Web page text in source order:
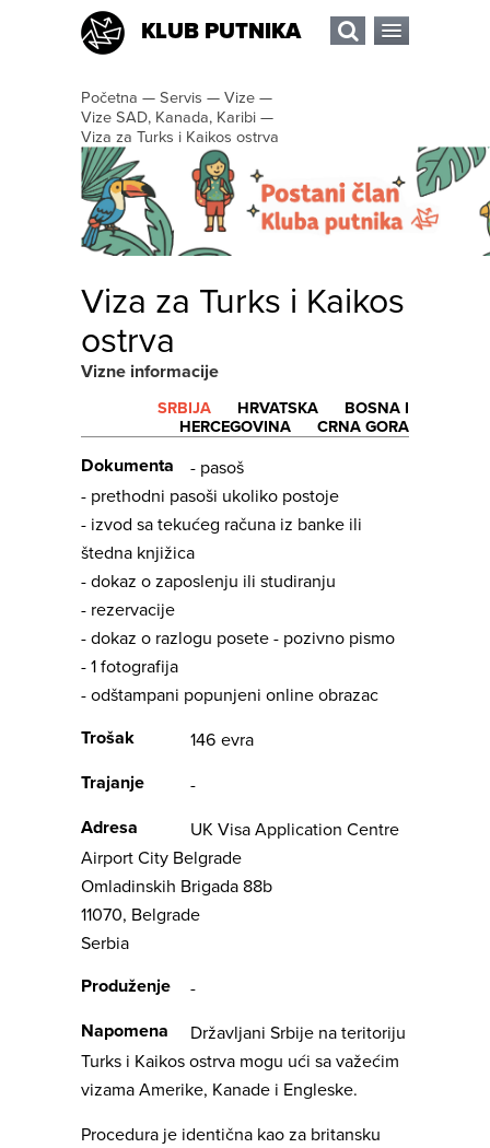
KLUB PUTNIKA
Početna — Servis — Vize —
Vize SAD, Kanada, Karibi —
Viza za Turks i Kaikos ostrva
Viza za Turks i Kaikos
ostrva
Vizne informacije
SRBIJA HRVATSKA
BOSNA I
HERCEGOVINA
CRNA GORA
Dokumenta
- pasoš
- prethodni pasoši ukoliko postoje
- izvod sa tekućeg računa iz banke ili
štedna knjižica
- dokaz o zaposlenju ili studiranju
- rezervacije
- dokaz o razlogu posete - pozivno pismo
- 1 fotografija
- odštampani popunjeni online obrazac
Trošak
146 evra
Trajanje
-
Adresa
UK Visa Application Centre
Airport City Belgrade
Omladinskih Brigada 88b
11070, Belgrade
Serbia
Produženje
-
Napomena
Državljani Srbije na teritoriju
Turks i Kaikos ostrva mogu ući sa važećim
vizama Amerike, Kanade i Engleske.
Procedura je identična kao za britansku